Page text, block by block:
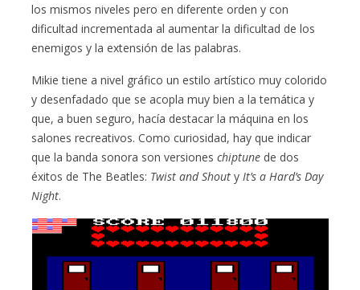
los mismos niveles pero en diferente orden y con
dificultad incrementada al aumentar la dificultad de los
enemigos y la extensión de las palabras.
Mikie tiene a nivel gráfico un estilo artístico muy colorido
y desenfadado que se acopla muy bien a la temática y
que, a buen seguro, hacía destacar la máquina en los
salones recreativos. Como curiosidad, hay que indicar
que la banda sonora son versioneschiptune de dos
éxitos de The Beatles: Twist and Shout y It’s a Hard’s Day
Night.